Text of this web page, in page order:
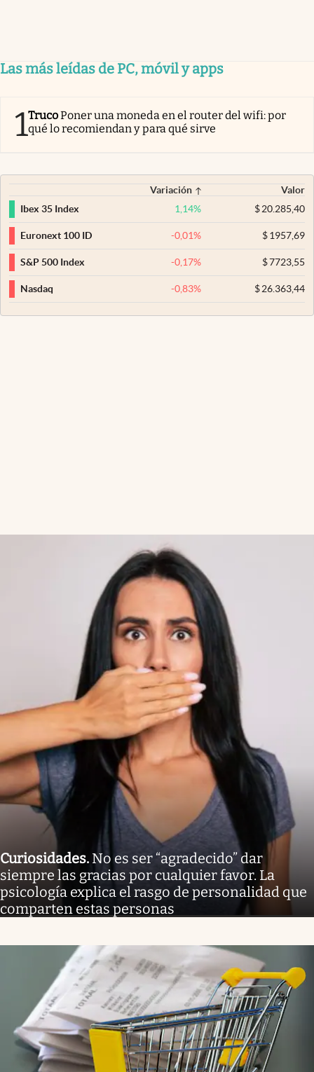
Las más leídas de PC, móvil y apps
1TrucoPoner una moneda en el router del wifi: por
qué lo recomiendan y para qué sirve
Variación
Valor
Ibex 35 Index
1,14% $20.285,40
Euronext 100 ID -0,01% $1957,69
S&P 500 Index -0,17% $7723,55
Nasdaq -0,83% $26.363,44
Curiosidades. No es ser “agradecido” dar
siempre las gracias por cualquier favor. La
psicología explica el rasgo de personalidad que
comparten estas personas